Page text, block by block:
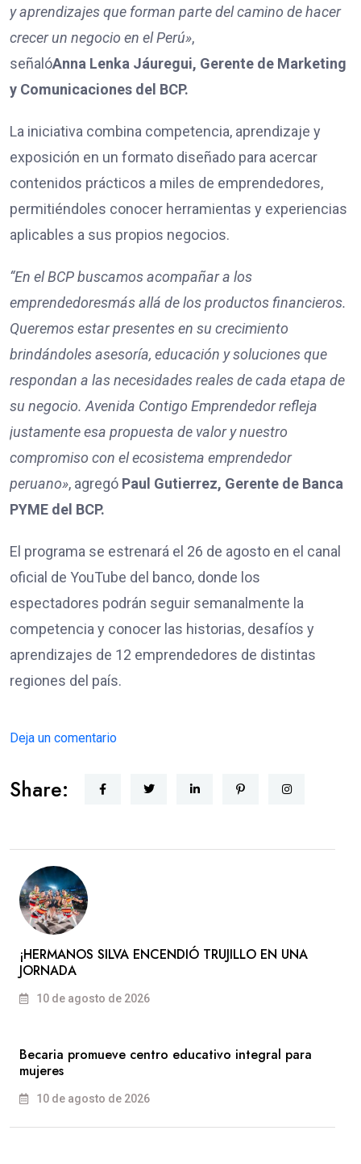
y aprendizajes que forman parte del camino de hacer
crecer un negocio en el Perú»,
señalóAnna Lenka Jáuregui, Gerente de Marketing
y Comunicaciones del BCP.
La iniciativa combina competencia, aprendizaje y
exposición en un formato diseñado para acercar
contenidos prácticos a miles de emprendedores,
permitiéndoles conocer herramientas y experiencias
aplicables a sus propios negocios.
“En el BCP buscamos acompañar a los
emprendedoresmás allá de los productos financieros.
Queremos estar presentes en su crecimiento
brindándoles asesoría, educación y soluciones que
respondan a las necesidades reales de cada etapa de
su negocio. Avenida Contigo Emprendedor refleja
justamente esa propuesta de valor y nuestro
compromiso con el ecosistema emprendedor
peruano», agregó Paul Gutierrez, Gerente de Banca
PYME del BCP.
El programa se estrenará el 26 de agosto en el canal
oficial de YouTube del banco, donde los
espectadores podrán seguir semanalmente la
competencia y conocer las historias, desafíos y
aprendizajes de 12 emprendedores de distintas
regiones del país.
Deja un comentario
Share:
​¡HERMANOS SILVA ENCENDIÓ TRUJILLO EN UNA
JORNADA
10 de agosto de 2026
Becaria promueve centro educativo integral para
mujeres
10 de agosto de 2026